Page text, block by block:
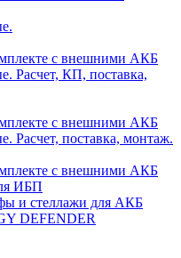
с внешними АКБ
Расчет, КП, поставка,
с внешними АКБ
Расчет, поставка, монтаж.
с внешними АКБ
ИБП
и стеллажи для АКБ
DEFENDER